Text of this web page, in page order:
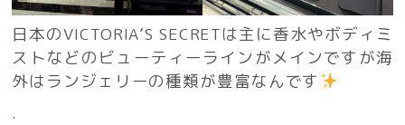
日本のVICTORIA’S SECRETは主に香水やボディミ
ストなどのビューティーラインがメインですが海
外はランジェリーの種類が豊富なんです
.